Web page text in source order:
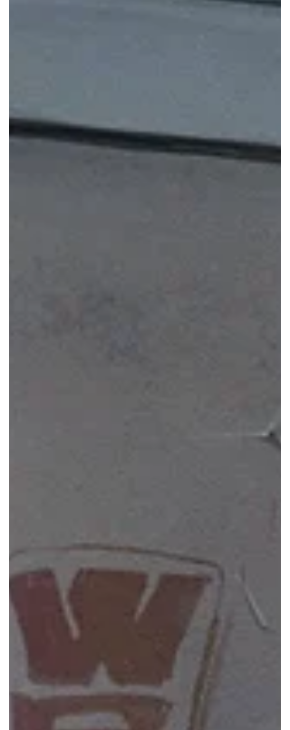
裝，當時流行的是滑胎風，這也正是從FTR與